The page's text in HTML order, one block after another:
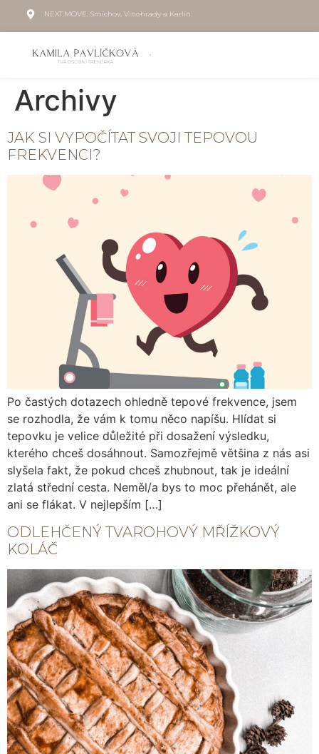
NEXT.MOVE, Smíchov, Vinohrady a Karlín
Archivy
JAK SI VYPOČÍTAT SVOJI TEPOVOU
FREKVENCI?
Po častých dotazech ohledně tepové frekvence, jsem
se rozhodla, že vám k tomu něco napíšu. Hlídat si
tepovku je velice důležité při dosažení výsledku,
kterého chceš dosáhnout. Samozřejmě většina z nás asi
slyšela fakt, že pokud chceš zhubnout, tak je ideální
zlatá střední cesta. Neměl/a bys to moc přehánět, ale
ani se flákat. V nejlepším […]
ODLEHČENÝ TVAROHOVÝ MŘÍŽKOVÝ
KOLÁČ